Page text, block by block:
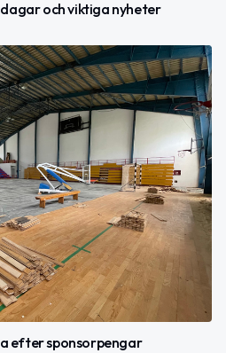
och viktiga nyheter
efter sponsorpengar